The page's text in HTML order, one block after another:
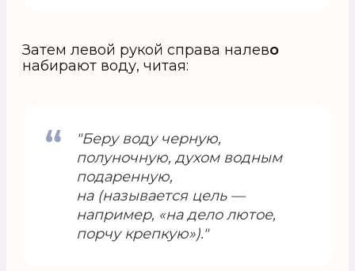
Затем левой рукой справа налево
набирают воду, читая:
"Беру воду черную,
полуночную, духом водным
подаренную,
на (называется цель —
например, «на дело лютое,
порчу крепкую»)."